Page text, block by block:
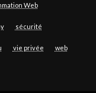
Web
sécurité
vie privée web